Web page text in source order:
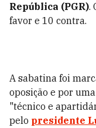
República (PGR).
favor e 10 contra.
A sabatina foi
oposição e por
"técnico e
pelo presidente